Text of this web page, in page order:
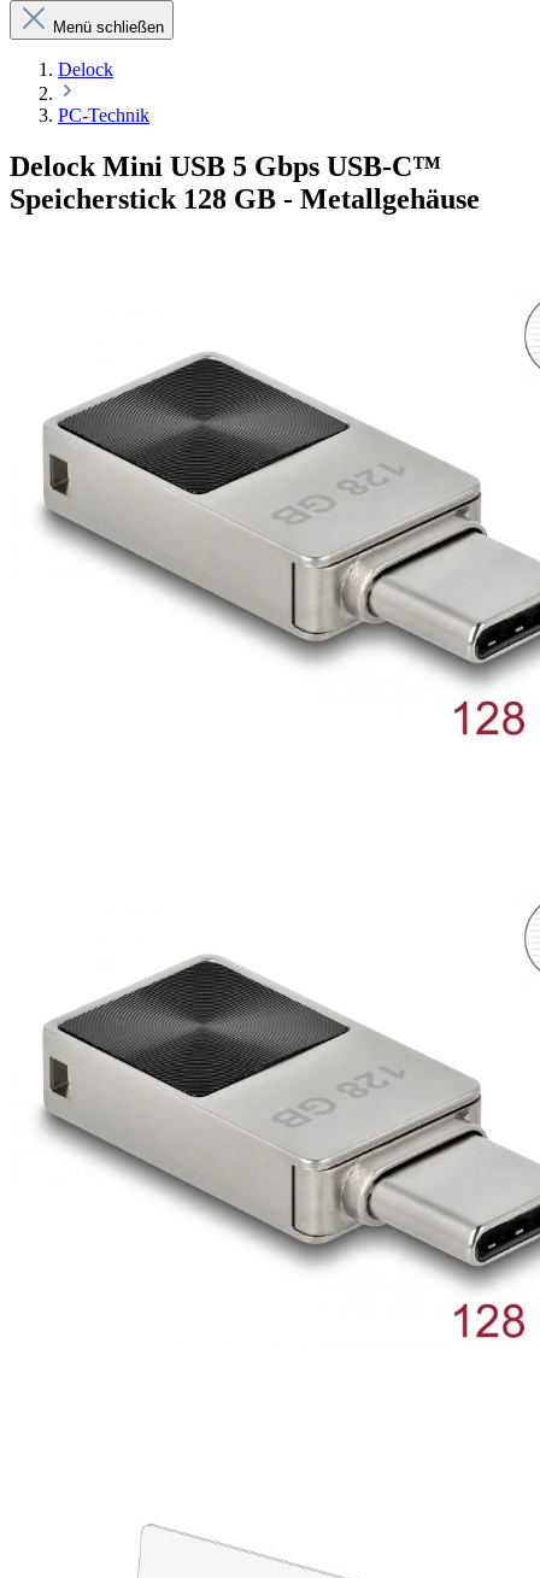
Menü schließen
Delock
PC-Technik
Delock Mini USB 5 Gbps USB-C™
Speicherstick 128 GB - Metallgehäuse